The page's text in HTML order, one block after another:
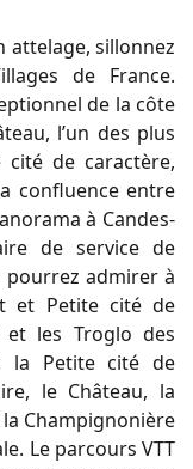
attelage, sillonnez
de France.
de la côte
l’un des plus
de caractère,
confluence entre
à Candes-
de service de
pourrez admirer à
et Petite cité de
et les Troglo des
la Petite cité de
le Château, la
Champignonière
Le parcours VTT